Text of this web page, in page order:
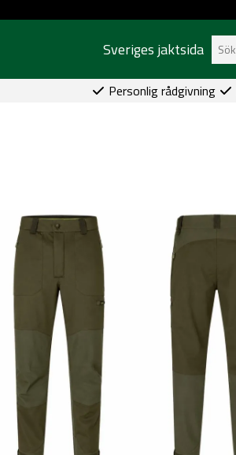
Sveriges jaktsida
Personlig rådgivning